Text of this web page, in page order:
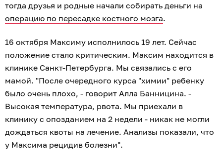
тогда друзья и родные начали собирать деньги на
операцию по пересадке костного мозга.
16 октября Максиму исполнилось 19 лет. Сейчас
положение стало критическим. Максим находится в
клинике Санкт-Петербурга. Мы связались с его
мамой. "После очередного курса "химии" ребенку
было очень плохо, - говорит Алла Банницина. -
Высокая температура, рвота. Мы приехали в
клинику с опозданием на 2 недели - никак не могли
дождаться квоты на лечение. Анализы показали, что
у Максима рецидив болезни".